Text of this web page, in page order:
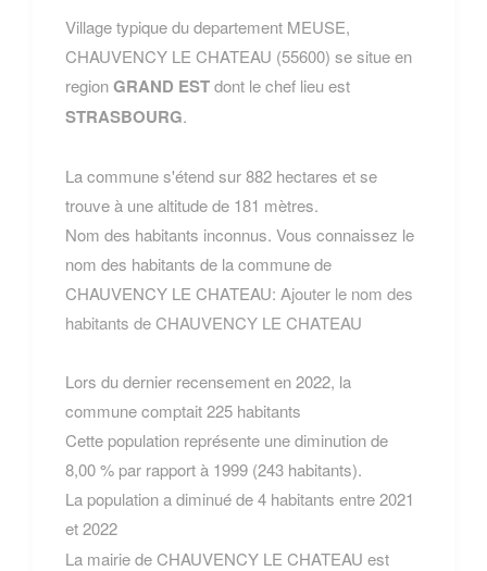
Village typique du departement MEUSE,
CHAUVENCY LE CHATEAU (55600) se situe en
regionGRAND ESTdont le chef lieu est
STRASBOURG.
La commune s'étend sur 882 hectares et se
trouve à une altitude de 181 mètres.
Nom des habitants inconnus. Vous connaissez le
nom des habitants de la commune de
CHAUVENCY LE CHATEAU: Ajouter le nom des
habitants de CHAUVENCY LE CHATEAU
Lors du dernier recensement en 2022, la
commune comptait 225 habitants
Cette population représente une diminution de
8,00 % par rapport à 1999 (243 habitants).
La population a diminué de 4 habitants entre 2021
et 2022
La mairie de CHAUVENCY LE CHATEAU est